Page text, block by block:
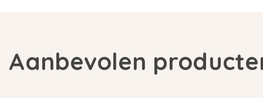
Aanbevolen